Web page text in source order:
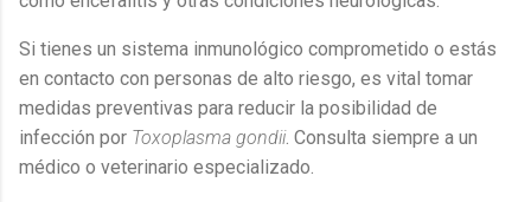
Si tienes un sistema inmunológico comprometido o estás
en contacto con personas de alto riesgo, es vital tomar
medidas preventivas para reducir la posibilidad de
infección por Toxoplasma gondii. Consulta siempre a un
médico o veterinario especializado.